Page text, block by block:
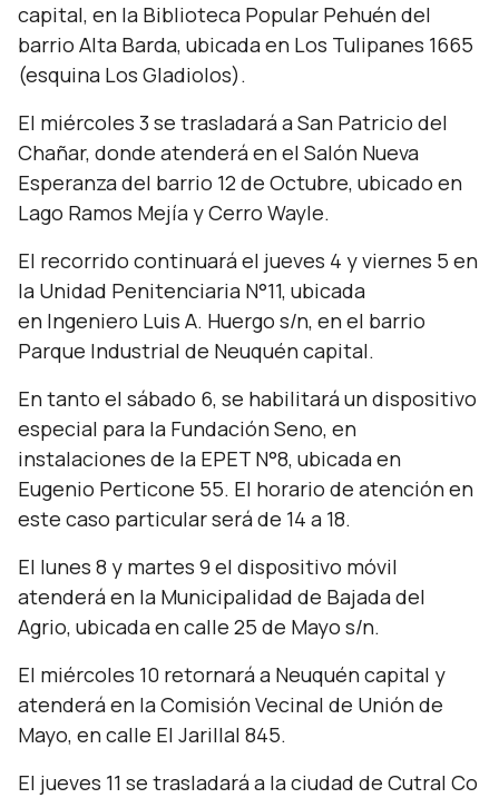
capital, en la Biblioteca Popular Pehuén del
barrio Alta Barda, ubicada en Los Tulipanes 1665
(esquina Los Gladiolos).
El miércoles 3 se trasladará a San Patricio del
Chañar, donde atenderá en el Salón Nueva
Esperanza del barrio 12 de Octubre, ubicado en
Lago Ramos Mejía y Cerro Wayle.
El recorrido continuará el jueves 4 y viernes 5 en
la Unidad Penitenciaria N°11, ubicada
en Ingeniero Luis A. Huergo s/n, en el barrio
Parque Industrial de Neuquén capital.
En tanto el sábado 6, se habilitará un dispositivo
especial para la Fundación Seno, en
instalaciones de la EPET N°8, ubicada en
Eugenio Perticone 55. El horario de atención en
este caso particular será de 14 a 18.
El lunes 8 y martes 9 el dispositivo móvil
atenderá en la Municipalidad de Bajada del
Agrio, ubicada en calle 25 de Mayo s/n.
El miércoles 10 retornará a Neuquén capital y
atenderá en la Comisión Vecinal de Unión de
Mayo, en calle El Jarillal 845.
El jueves 11 se trasladará a la ciudad de Cutral Co